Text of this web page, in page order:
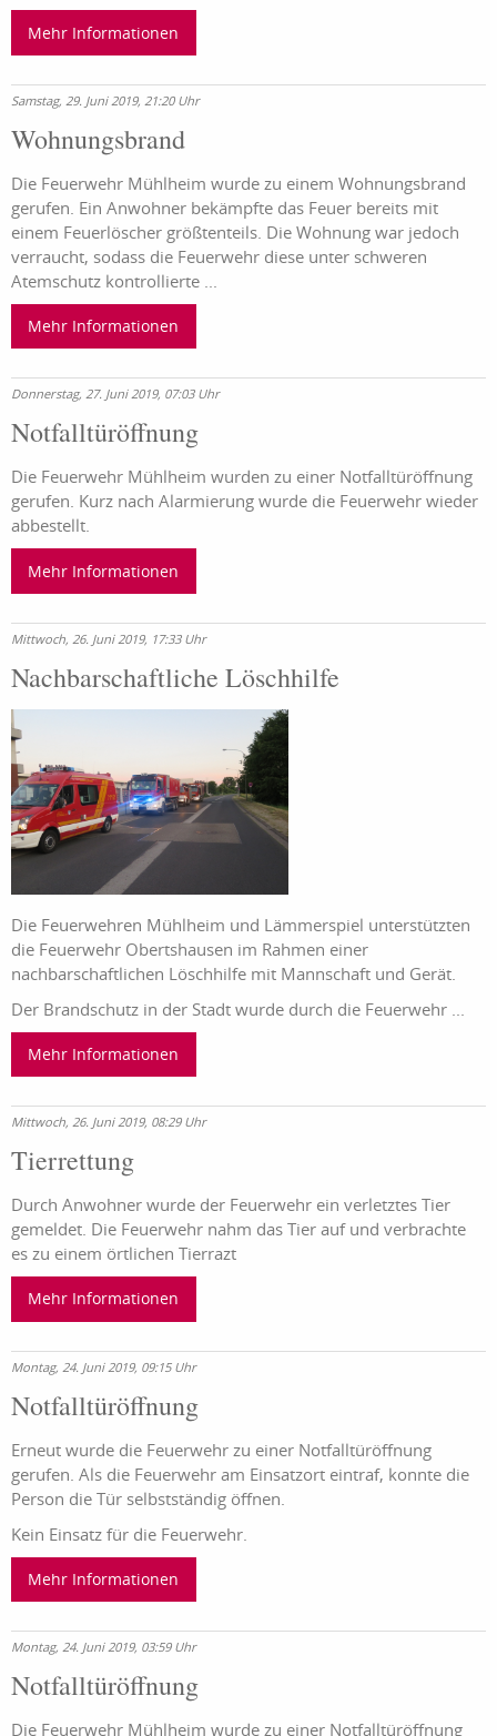
Mehr Informationen
Samstag, 29. Juni 2019, 21:20 Uhr
Wohnungsbrand
Die Feuerwehr Mühlheim wurde zu einem Wohnungsbrand
gerufen. Ein Anwohner bekämpfte das Feuer bereits mit
einem Feuerlöscher größtenteils. Die Wohnung war jedoch
verraucht, sodass die Feuerwehr diese unter schweren
Atemschutz kontrollierte ...
Mehr Informationen
Donnerstag, 27. Juni 2019, 07:03 Uhr
Notfalltüröffnung
Die Feuerwehr Mühlheim wurden zu einer Notfalltüröffnung
gerufen. Kurz nach Alarmierung wurde die Feuerwehr wieder
abbestellt.
Mehr Informationen
Mittwoch, 26. Juni 2019, 17:33 Uhr
Nachbarschaftliche Löschhilfe
Die Feuerwehren Mühlheim und Lämmerspiel unterstützten
die Feuerwehr Obertshausen im Rahmen einer
nachbarschaftlichen Löschhilfe mit Mannschaft und Gerät.
Der Brandschutz in der Stadt wurde durch die Feuerwehr ...
Mehr Informationen
Mittwoch, 26. Juni 2019, 08:29 Uhr
Tierrettung
Durch Anwohner wurde der Feuerwehr ein verletztes Tier
gemeldet. Die Feuerwehr nahm das Tier auf und verbrachte
es zu einem örtlichen Tierrazt
Mehr Informationen
Montag, 24. Juni 2019, 09:15 Uhr
Notfalltüröffnung
Erneut wurde die Feuerwehr zu einer Notfalltüröffnung
gerufen. Als die Feuerwehr am Einsatzort eintraf, konnte die
Person die Tür selbstständig öffnen.
Kein Einsatz für die Feuerwehr.
Mehr Informationen
Montag, 24. Juni 2019, 03:59 Uhr
Notfalltüröffnung
Die Feuerwehr Mühlheim wurde zu einer Notfalltüröffnung